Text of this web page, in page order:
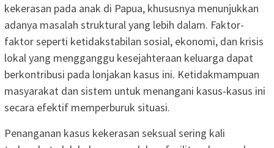
kekerasan pada anak di Papua, khususnya menunjukkan
adanya masalah struktural yang lebih dalam. Faktor-
faktor seperti ketidakstabilan sosial, ekonomi, dan krisis
lokal yang mengganggu kesejahteraan keluarga dapat
berkontribusi pada lonjakan kasus ini. Ketidakmampuan
masyarakat dan sistem untuk menangani kasus-kasus ini
secara efektif memperburuk situasi.
Penanganan kasus kekerasan seksual sering kali